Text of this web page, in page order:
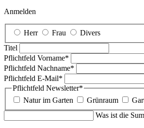
Anmelden
Herr Frau
Divers
Titel
Pflichtfeld Vorname*
Pflichtfeld Nachname*
Pflichtfeld E-Mail*
Pflichtfeld Newsletter*
Natur im Garten
Grünraum
Was ist die